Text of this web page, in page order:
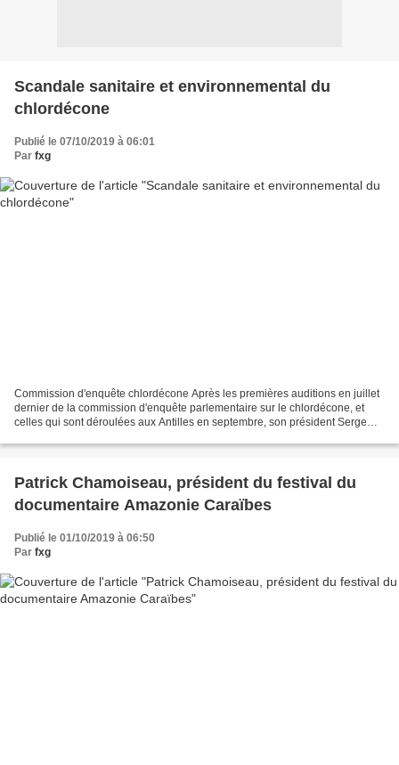
Scandale sanitaire et environnemental du
chlordécone
Publié le 07/10/2019 à 06:01
Par fxg
Commission d'enquête chlordécone Après les premières auditions en juillet
dernier de la commission d'enquête parlementaire sur le chlordécone, et
celles qui sont déroulées aux Antilles en septembre, son président Serge
Patrick Chamoiseau, président du festival du
documentaire Amazonie Caraïbes
Publié le 01/10/2019 à 06:50
Par fxg